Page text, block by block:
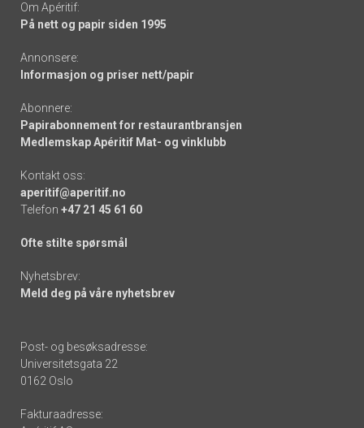
Om Apéritif:
På nett og papir siden 1995
Annonsere:
Informasjon og priser nett/papir
Abonnere:
Papirabonnement for restaurantbransjen
Medlemskap Apéritif Mat- og vinklubb
Kontakt oss:
aperitif@aperitif.no
Telefon +47 21 45 61 60
Ofte stilte spørsmål
Nyhetsbrev:
Meld deg på våre nyhetsbrev
Post- og besøksadresse:
Universitetsgata 22
0162 Oslo
Fakturaadresse: